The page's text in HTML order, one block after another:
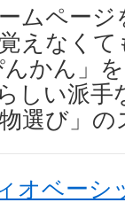
ムペー
えなく
かん」
しい派
選び」
オベーシ